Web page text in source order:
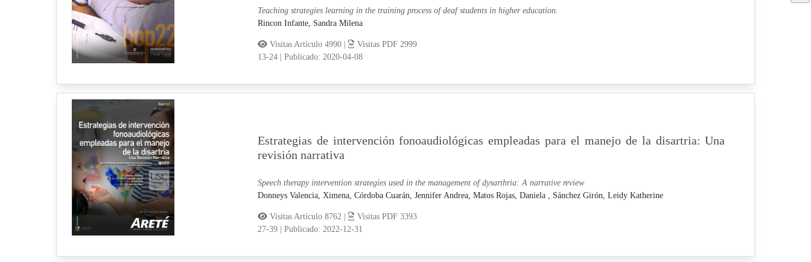
Teaching strategies learning in the training process of deaf students in higher education.
Rincon Infante, Sandra Milena
Visitas Artículo 4990 |
Visitas PDF 2999
13-24 | Publicado: 2020-04-08
Estrategias de intervención fonoaudiológicas empleadas para el manejo de la disartria: Una
revisión narrativa
Speech therapy intervention strategies used in the management of dysarthria: A narrative review
Donneys Valencia, Ximena, Córdoba Cuarán, Jennifer Andrea, Matos Rojas, Daniela , Sánchez Girón, Leidy Katherine
Visitas Artículo 8762 |
Visitas PDF 3393
27-39 | Publicado: 2022-12-31